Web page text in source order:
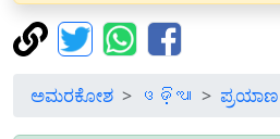
ಅಮರಕೋಶ ଓଡ଼ିଆ ಪ್ರಯಾಣ